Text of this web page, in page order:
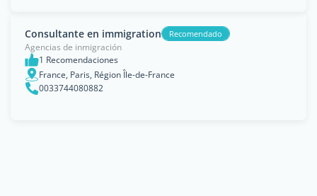
Consultante en immigration Recomendado
Agencias de inmigración
1 Recomendaciones
France, Paris, Région Île-de-France
0033744080882